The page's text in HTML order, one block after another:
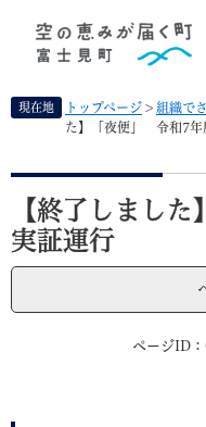
先
す
現在地 トップページ > 組織で
た】「夜便」 令和7年
本
【終了しまし
実証運行
ページID